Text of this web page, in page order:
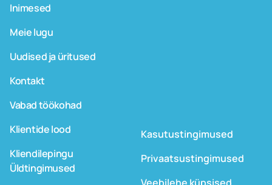
Inimesed
Meie lugu
Uudised ja üritused
Kontakt
Vabad töökohad
Klientide lood
Kliendilepingu
Üldtingimused
Kasutustingimused
Privaatsustingimused